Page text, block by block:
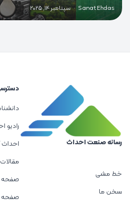
Sanat Ehdas
· سپتامبر 14, 2025
رسانه صنعت احداث
خط مشی
سخن ما
رادیو
احداث TV
مقالات
صفحه
صفحه